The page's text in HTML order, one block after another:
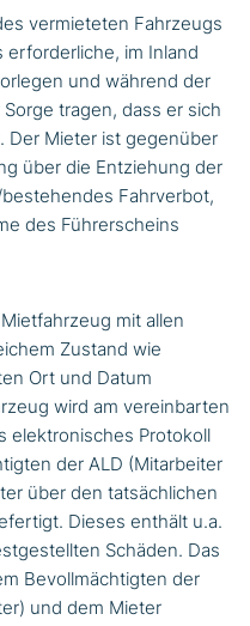
vermieteten Fahrzeugs
im Inland
und während der
tragen, dass er sich
Der Mieter ist gegenüber
über die Entziehung der
Fahrverbot,
des Führerscheins
mit allen
Zustand wie
Ort und Datum
wird am vereinbarten
elektronisches Protokoll
der ALD (Mitarbeiter
über den tatsächlichen
Dieses enthält u.a.
Schäden. Das
Bevollmächtigten der
und dem Mieter